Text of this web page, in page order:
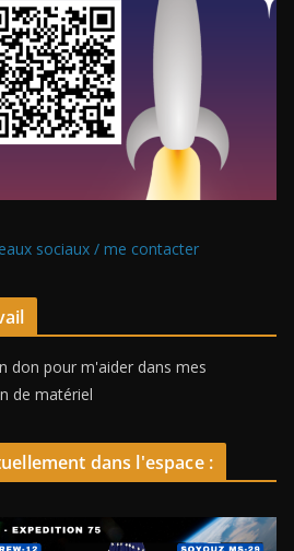
sociaux / me contacter
don pour m'aider dans mes
de matériel
dans l'espace :